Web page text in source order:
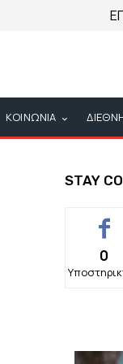
ΚΟΙΝΩΝΙΑ
STAY
0